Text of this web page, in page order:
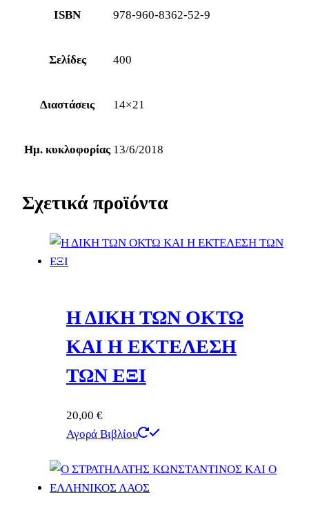
ISBN 978-960-8362-52-9
Σελίδες 400
Διαστάσεις 14×21
Ημ. κυκλοφορίας 13/6/2018
Σχετικά προϊόντα
Η ΔΙΚΗ ΤΩΝ ΟΚΤΩ
ΚΑΙ Η ΕΚΤΕΛΕΣΗ
ΤΩΝ ΕΞΙ
20,00 €
Αγορά Βιβλίου